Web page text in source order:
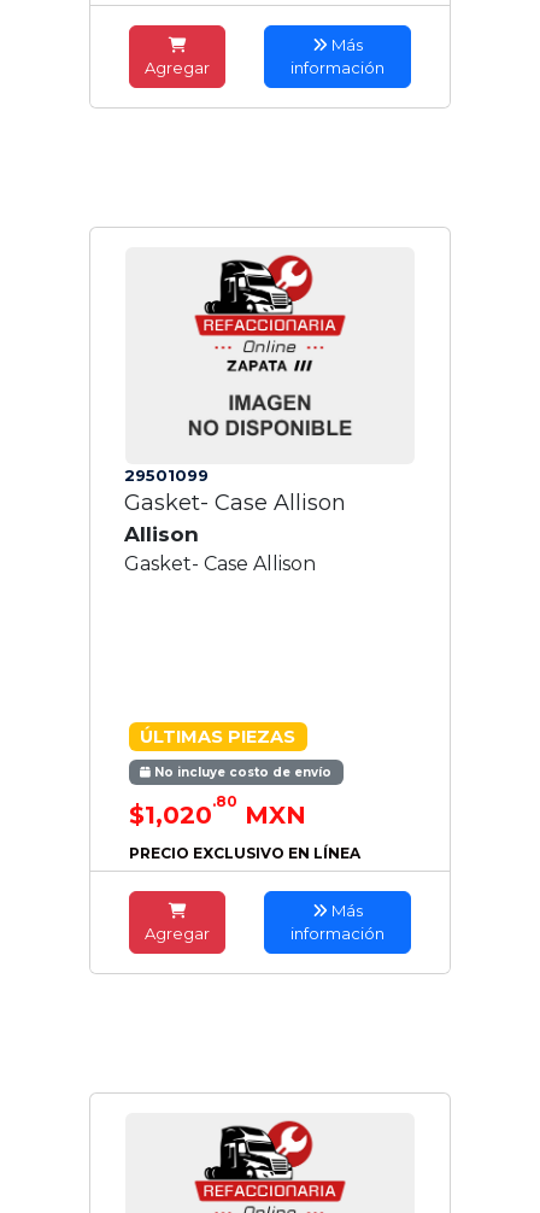
Agregar
Más
información
29501099
Gasket- Case Allison
Allison
Gasket- Case Allison
ÚLTIMAS PIEZAS
No incluye costo de envío
$1,020.80 MXN
PRECIO EXCLUSIVO EN LÍNEA
Agregar
Más
información